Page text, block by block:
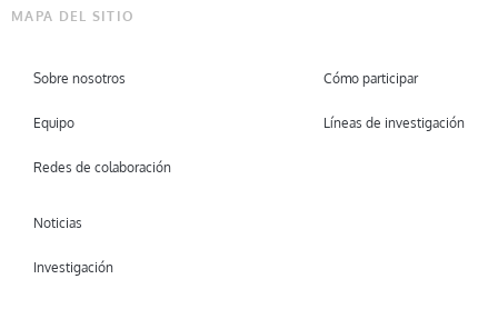
MAPA DEL SITIO
Sobre nosotros
Equipo
Redes de colaboración
Cómo participar
Líneas de investigación
Noticias
Investigación